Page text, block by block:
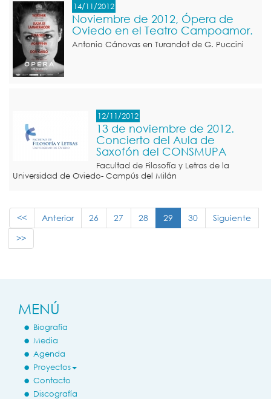
14/11/2012
Noviembre de 2012, Ópera de
Oviedo en el Teatro Campoamor.
Antonio Cánovas en Turandot de G. Puccini
12/11/2012
13 de noviembre de 2012.
Concierto del Aula de
Saxofón del CONSMUPA
Facultad de Filosofía y Letras de la
Universidad de Oviedo- Campús del Milán
<< Anterior 26 27 28 29 30
Siguiente
>>
MENÚ
Biografía
Media
Agenda
Proyectos
Contacto
Discografía